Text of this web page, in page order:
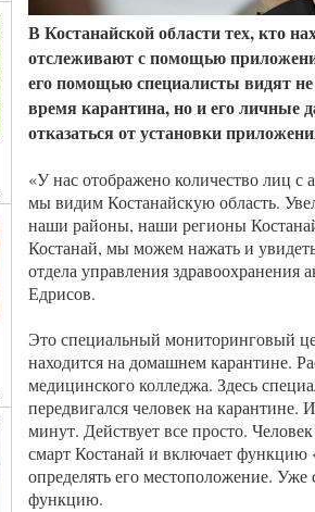
В Костанайской области тех, кто
отслеживают с помощью
его помощью специалисты видят не
время карантина, но и его личные
отказаться от установки
«У нас отображено количество лиц
мы видим Костанайскую область.
наши районы, наши регионы
Костанай, мы можем нажать и
отдела управления здравоохранения
Едрисов.
Это специальный мониторинговый
находится на домашнем карантине.
медицинского колледжа. Здесь
передвигался человек на
минут. Действует все просто.
смарт Костанай и включает
определять его местоположение.
функцию.